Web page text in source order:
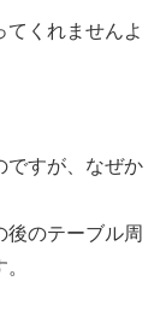
くれませんよ
ですが、なぜか
のテーブル周